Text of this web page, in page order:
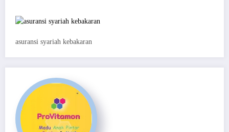
asuransi syariah kebakaran